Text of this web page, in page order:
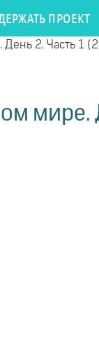
ПРОЕКТ
День 2. Часть 1
мире.